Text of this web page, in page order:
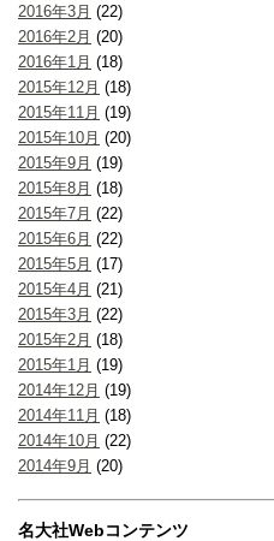
2016年3月 (22)
2016年2月 (20)
2016年1月 (18)
2015年12月 (18)
2015年11月 (19)
2015年10月 (20)
2015年9月 (19)
2015年8月 (18)
2015年7月 (22)
2015年6月 (22)
2015年5月 (17)
2015年4月 (21)
2015年3月 (22)
2015年2月 (18)
2015年1月 (19)
2014年12月 (19)
2014年11月 (18)
2014年10月 (22)
2014年9月 (20)
名大社Webコンテンツ